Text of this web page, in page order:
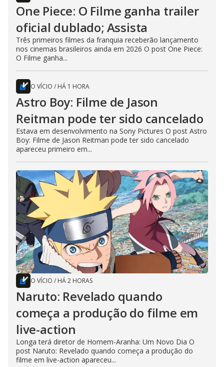
One Piece: O Filme ganha trailer
oficial dublado; Assista
Três primeiros filmes da franquia receberão lançamento
nos cinemas brasileiros ainda em 2026 O post One Piece:
O Filme ganha...
O VÍCIO / HÁ 1 HORA
Astro Boy: Filme de Jason
Reitman pode ter sido cancelado
Estava em desenvolvimento na Sony Pictures O post Astro
Boy: Filme de Jason Reitman pode ter sido cancelado
apareceu primeiro em...
O VÍCIO / HÁ 2 HORAS
Naruto: Revelado quando
começa a produção do filme em
live-action
Longa terá diretor de Homem-Aranha: Um Novo Dia O
post Naruto: Revelado quando começa a produção do
filme em live-action apareceu...